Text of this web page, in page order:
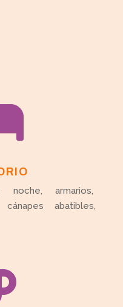
noche, armarios,
abatibles,